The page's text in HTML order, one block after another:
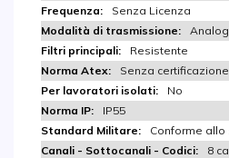
Senza Licenza
Resistente
Senza certificazione
No
IP55
Conforme
8